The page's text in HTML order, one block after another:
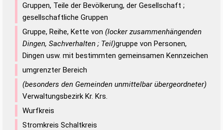
Gruppen, Teile der Bevölkerung, der Gesellschaft ;
gesellschaftliche Gruppen
Gruppe, Reihe, Kette von (locker zusammenhängenden
Dingen, Sachverhalten ; Teil)gruppe von Personen,
Dingen usw. mit bestimmten gemeinsamen Kennzeichen
umgrenzter Bereich
(besonders den Gemeinden unmittelbar übergeordneter)
Verwaltungsbezirk Kr. Krs.
Wurfkreis
Stromkreis Schaltkreis